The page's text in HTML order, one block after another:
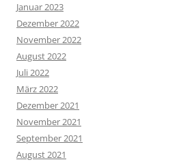
Januar 2023
Dezember 2022
November 2022
August 2022
Juli 2022
März 2022
Dezember 2021
November 2021
September 2021
August 2021